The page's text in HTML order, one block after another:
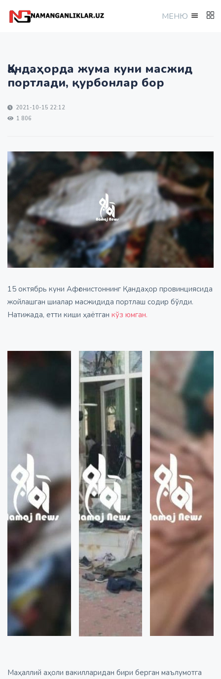
МEНЮ
Қандаҳорда жума куни масжид
портлади, қурбонлар бор
2021-10-15 22:12
1 806
15 октябрь куни Афғонистоннинг Қандаҳор провинциясида
жойлашган шиалар масжидида портлаш содир бўлди.
Натижада, етти киши ҳаётган кўз юмган.
Маҳаллий аҳоли вакилларидан бири берган маълумотга